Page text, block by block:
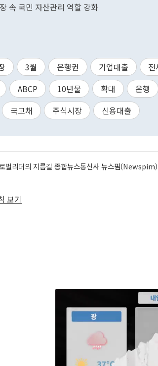
속 국민 자산관리 역할 강화
3월 은행권 기업대출 전
ABCP 10년물 확대 은행
국고채 주식시장 신용대출
벌리더의 지름길 종합뉴스통신사 뉴스핌
보기